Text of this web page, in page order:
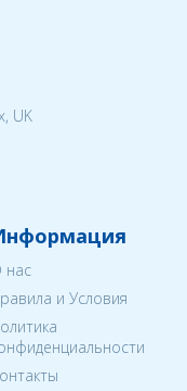
UK
нас
и Условия